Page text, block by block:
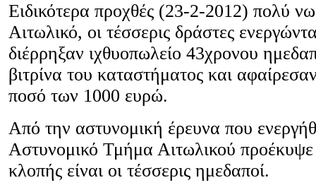
Ειδικότερα προχθές (23-2-2012) πολύ
Αιτωλικό, οι τέσσερις δράστες
διέρρηξαν ιχθυοπωλείο 43χρονου
βιτρίνα του καταστήματος και
ποσό των 1000 ευρώ.
Από την αστυνομική έρευνα που
Αστυνομικό Τμήμα Αιτωλικού προέκυψε
κλοπής είναι οι τέσσερις ημεδαποί.